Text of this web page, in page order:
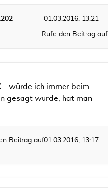
01.03.2016, 13:21
Rufe den Beitrag auf
würde ich immer beim
gesagt wurde, hat man
01.03.2016, 13:17
Beitrag auf